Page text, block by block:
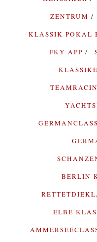
ZENTRUM
KLASSIK POKAL
FKY APP
BERLIN
ELBE